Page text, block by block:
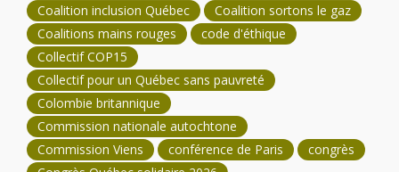
Coalition inclusion Québec
Coalition sortons le gaz
Coalitions mains rouges
code d'éthique
Collectif COP15
Collectif pour un Québec sans pauvreté
Colombie britannique
Commission nationale autochtone
Commission Viens
conférence de Paris
congrès